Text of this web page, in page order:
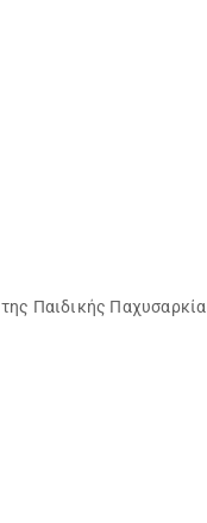
Παιδικής